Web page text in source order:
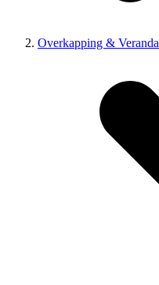
Overkapping & Veranda